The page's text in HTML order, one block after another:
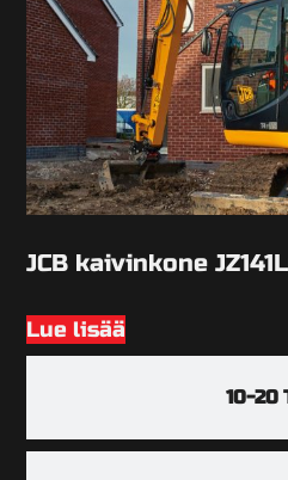
10-20
JCB kaivinkone
Lue lisää